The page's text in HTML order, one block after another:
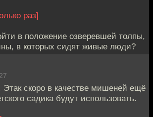
раз]
в положение озверевшей толпы,
в которых сидят живые люди?
скоро в качестве мишеней ещё
садика будут использовать.